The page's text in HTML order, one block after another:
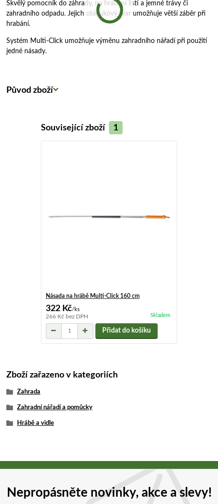
Skvělý pomocník do záhrady, na hrabání listí a jemné trávy či
zahradního odpadu. Jejich obloukový tvar umožňuje větší záběr při
hrabání.
Systém Multi-Click umožňuje výměnu zahradního nářadí při použití
jedné násady.
Původ zboží
Související zboží 1
Násada na hrábě Multi-Click 160 cm
322 Kč/ks
266 Kč bez DPH Skladem
Přidat do košíku
Zboží zařazeno v kategoriích
Zahrada
Zahradní nářadí a pomůcky
Hrábě a vidle
Nepropásněte novinky, akce a slevy!